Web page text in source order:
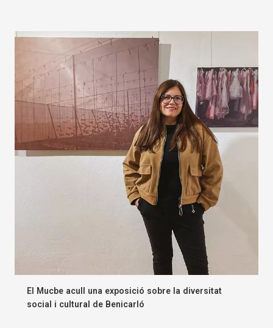
El Mucbe acull una exposició sobre la diversitat
social i cultural de Benicarló